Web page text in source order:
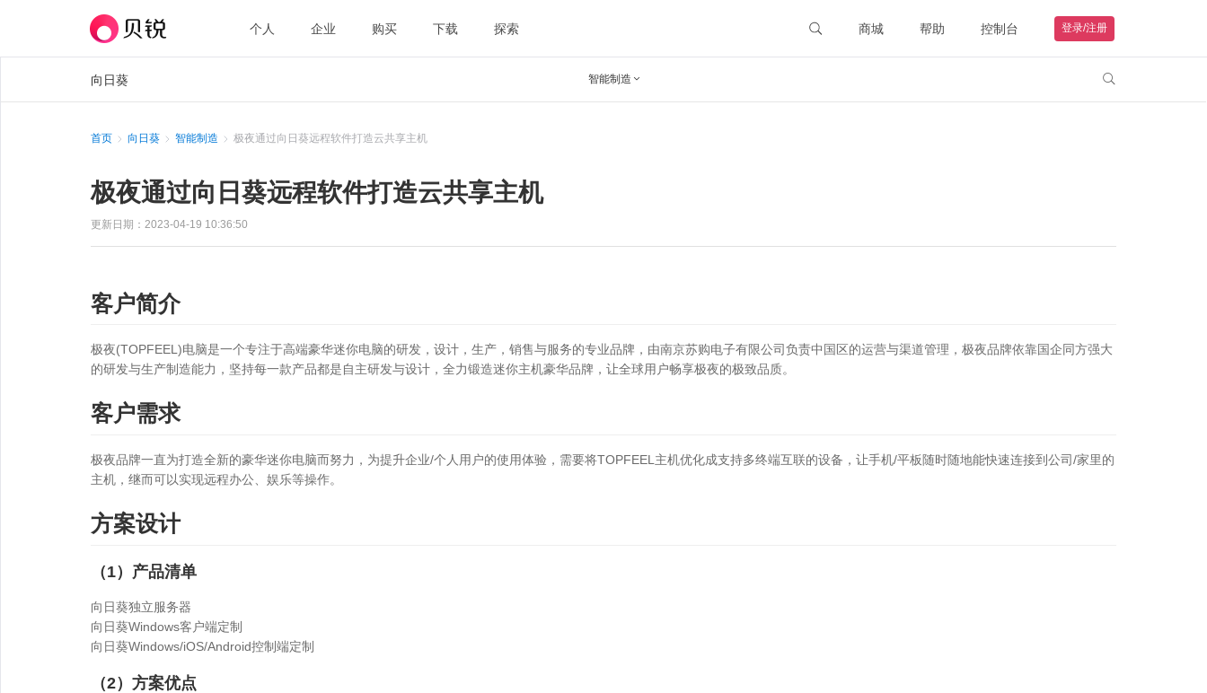
个人 企业 购买 下载 探索 商城 帮助 控制台 登录/注册
向日葵 智能制造  
首页 向日葵 智能制造 极夜通过向日葵远程软件打造云共享主机
极夜通过向日葵远程软件打造云共享主机
更新日期：2023-04-19 10:36:50
客户简介
极夜(TOPFEEL)电脑是一个专注于高端豪华迷你电脑的研发，设计，生产，销售与服务的专业品牌，由南京苏购电子有限公司负责中国区的运营与渠道管理，极夜品牌依靠国企同方强大
的研发与生产制造能力，坚持每一款产品都是自主研发与设计，全力锻造迷你主机豪华品牌，让全球用户畅享极夜的极致品质。
客户需求
极夜品牌一直为打造全新的豪华迷你电脑而努力，为提升企业/个人用户的使用体验，需要将TOPFEEL主机优化成支持多终端互联的设备，让手机/平板随时随地能快速连接到公司/家里的
主机，继而可以实现远程办公、娱乐等操作。
方案设计
（1）产品清单
向日葵独立服务器
向日葵Windows客户端定制
向日葵Windows/iOS/Android控制端定制
（2）方案优点